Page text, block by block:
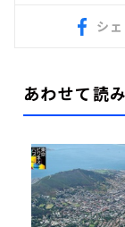
シ
あわせて読